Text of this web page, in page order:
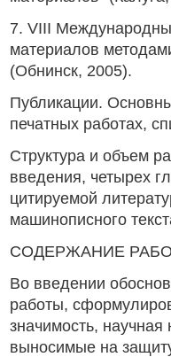
7. VIII
материалов
(Обнинск, 2005).
Публикации.
печатных работах,
Структура и объем
введения, четырех
цитируемой
машинописного
СОДЕРЖАНИЕ
Во введении
работы,
значимость,
выносимые на